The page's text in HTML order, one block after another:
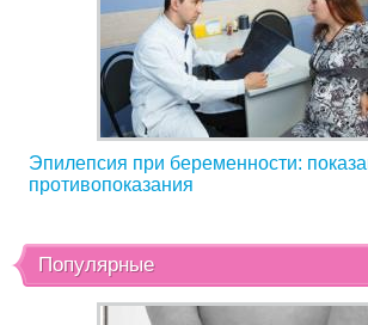
Эпилепсия при беременности:
противопоказания
Популярные